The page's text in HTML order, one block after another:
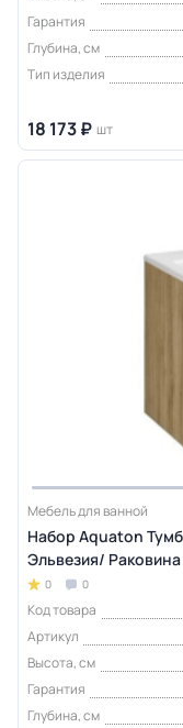
Гарантия
Глубина, см
Тип изделия
18 173 ₽ шт
Мебель для ванной
Набор Aquaton
Эльвезия/ Раковина
0 0
Код товара
Артикул
Высота, см
Гарантия
Глубина, см